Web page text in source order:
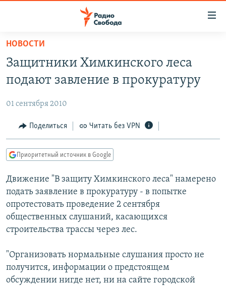
упрощенного
доступа
основному
Вернутся
главной
навигации
Вернутся
поиску
ПОДКАСТЫ
ЦИТАТЫ СВОБОДЫ
МНЕНИЯ
IDEL.РЕАЛИИ
КАВКАЗ.РЕАЛИИ
СЕВЕР.РЕАЛИИ
СИБИРЬ.РЕАЛИИ
РАСПИСАНИЕ ВЕЩАНИЯ
ПОДПИШИТЕСЬ НА РАССЫЛКУ
СОЦИАЛЬНЫЕ СЕТИ
НОВОСТИ
Защитники Химкинского леса
подают завление в прокуратуру
01 сентября 2010
Поделиться Читать без VPN
Приоритетный источник в Google
Движение "В защиту Химкинского леса" намерено
подать заявление в прокуратуру - в попытке
опротестовать проведение 2 сентября
общественных слушаний, касающихся
строительства трассы через лес.
"Организовать нормальные слушания просто не
получится, информации о предстоящем
обсуждении нигде нет, ни на сайте городской